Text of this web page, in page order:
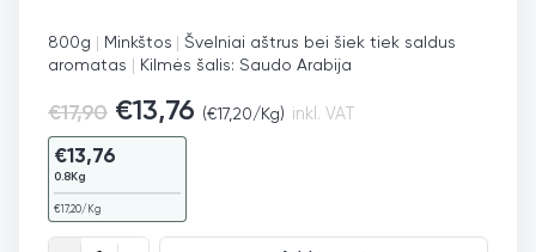
800g | Minkštos | Švelniai aštrus bei šiek tiek saldus
aromatas | Kilmės šalis: Saudo Arabija
€17,90 €13,76 (€17,20/Kg) inkl. VAT
€13,76
0.8Kg
€17,20/Kg
Datulės Wanana quantity